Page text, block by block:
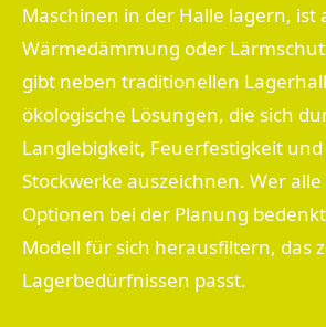
Maschinen in der Halle lagern, ist
Wärmedämmung oder
gibt neben traditionellen
ökologische Lösungen, die sich
Langlebigkeit, Feuerfestigkeit
Stockwerke auszeichnen. Wer
Optionen bei der Planung
Modell für sich herausfiltern, das
Lagerbedürfnissen passt.